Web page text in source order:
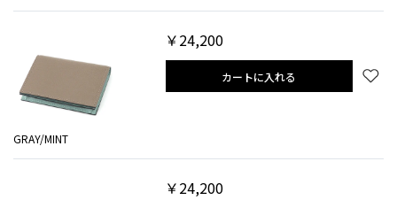
GRAY/MINT
￥24,200
カートに入れる
￥24,200